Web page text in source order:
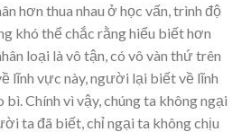
hơn thua nhau ở học vấn, trình độ
khó thể chắc rằng hiểu biết hơn
loại là vô tận, có vô vàn thứ trên
lĩnh vực này, người lại biết về lĩnh
Chính vì vậy, chúng ta không ngại
ta đã biết, chỉ ngại ta không chịu